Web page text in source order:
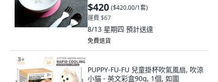
$420 ($420.00/1套)
運費 $67
8/13 星期四 預計送達
免費退貨
PUPPY-FU-FU 兒童掛杯吹氣風扇, 吹涼
小貓 - 英文彩盒90g, 1個, 如圖